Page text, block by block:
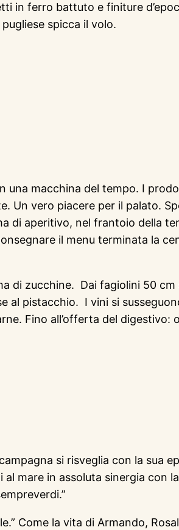
in ferro battuto e finiture
spicca il volo.
una macchina del tempo. I
vero piacere per il palato.
di aperitivo, nel frantoio della
il menu terminata la
di zucchine. Dai fagiolini 50
pistacchio. I vini si
Fino all’offerta del
si risveglia con la sua
mare in assoluta sinergia con
Come la vita di Armando,